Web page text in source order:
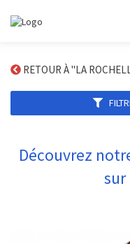
RETOUR À "LA
Découvrez
sur